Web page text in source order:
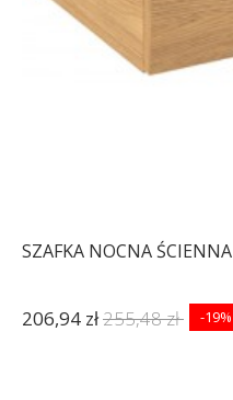
SZAFKA NOCNA
206,94 zł255,48 zł -19%